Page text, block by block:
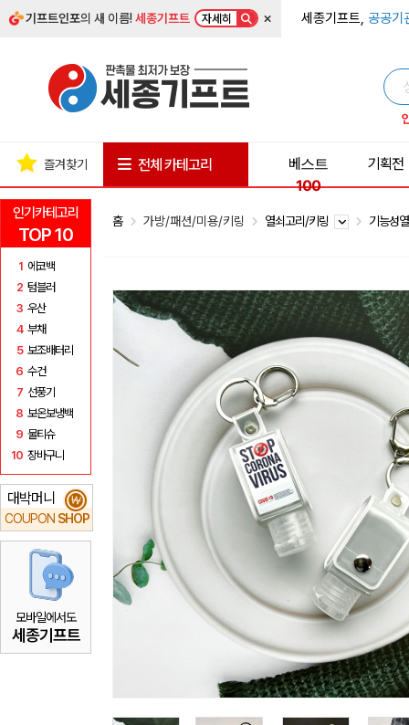
기프트인포의 새 이름!세종기프트 자세히 × 세종기프트, 공공기
인기카테고리
TOP 10
1 에코백
2 텀블러
3 우산
4 부채
5 보조배터리
6 수건
7 선풍기
8 보온보냉백
9 물티슈
10 장바구니
대박머니
COUPON SHOP
₩
모바일에서도
세종기프트
즐겨찾기 전체 카테고리
베스트
100
기획전
홈 가방/패션/미용/키링 열쇠고리/키링 기능성